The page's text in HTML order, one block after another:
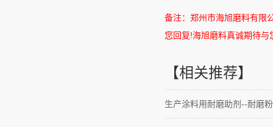
备注：郑州市海旭磨料有限
您回复!海旭磨料真诚期待与
【相关推荐】
生产涂料用耐磨助剂--耐磨粉